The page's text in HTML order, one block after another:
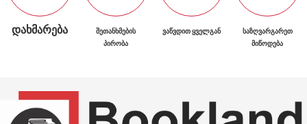
ᲓᲐᲮᲛᲐᲠᲔᲑᲐ
ᲨᲔᲗᲐᲜᲮᲛᲔᲑᲘᲡ
ᲞᲘᲠᲝᲑᲐ
ᲕᲐᲬᲕᲓᲘᲗ ᲧᲕᲔᲚᲒᲐᲜ
ᲡᲐᲖᲦᲕᲐᲠᲒᲐᲠᲔᲗ
ᲛᲘᲬᲝᲓᲔᲑᲐ